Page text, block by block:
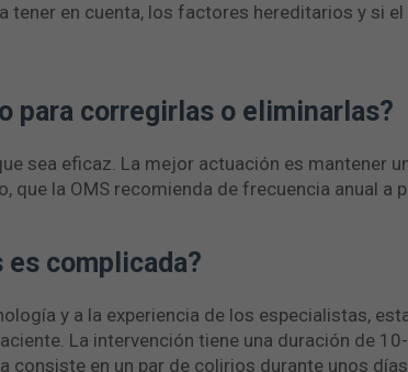
en cuenta, los factores hereditarios y si
para corregirlas o eliminarlas?
sea eficaz. La mejor actuación es mantener
que la OMS recomienda de frecuencia anual a
es complicada?
y a la experiencia de los especialistas,
La intervención tiene una duración de
consiste en un par de colirios durante unos